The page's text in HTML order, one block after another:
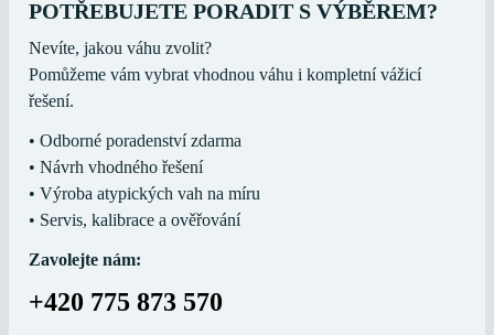
POTŘEBUJETE PORADIT S VÝBĚREM?
Nevíte, jakou váhu zvolit?
Pomůžeme vám vybrat vhodnou váhu i kompletní vážicí
řešení.
• Odborné poradenství zdarma
• Návrh vhodného řešení
• Výroba atypických vah na míru
• Servis, kalibrace a ověřování
Zavolejte nám:
+420 775 873 570